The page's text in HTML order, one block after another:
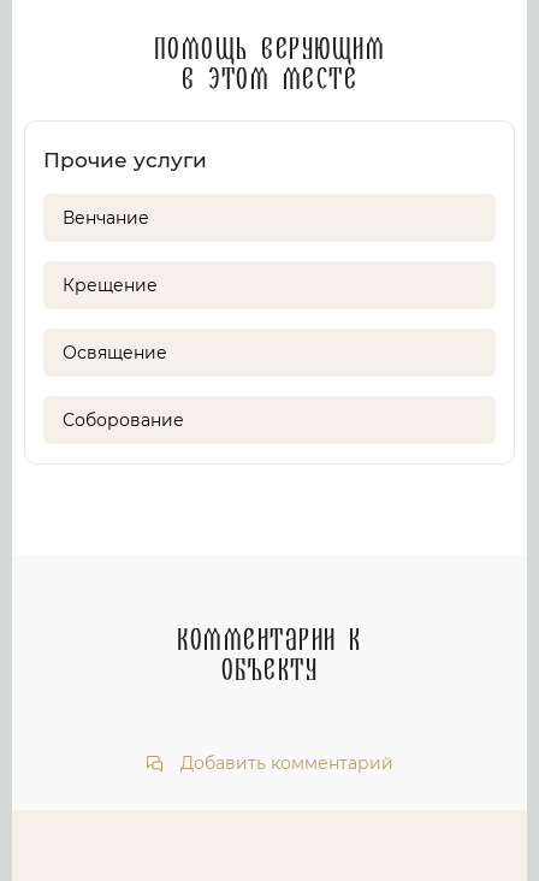
Помощь верующим
в этом месте
Прочие услуги
Венчание
Крещение
Освящение
Соборование
Комментарии к
объекту
Добавить комментарий